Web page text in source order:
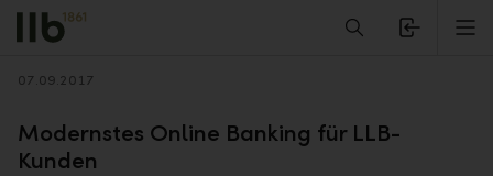
Alerts.Headline
Zurück
07.09.2017
Modernstes Online Banking für LLB-
Kunden